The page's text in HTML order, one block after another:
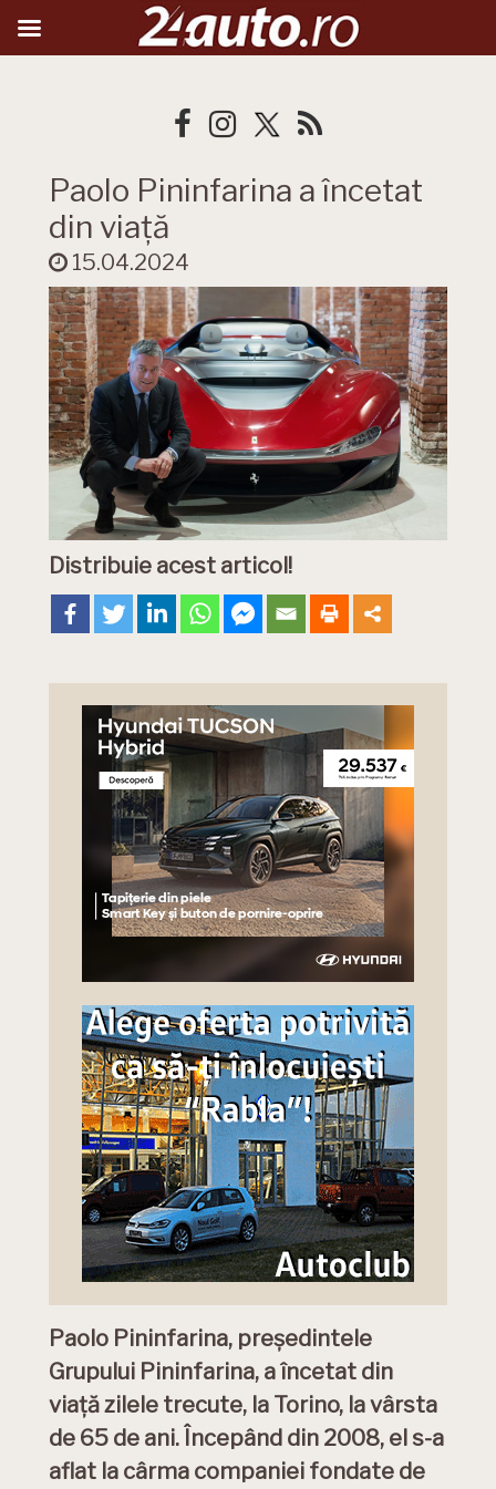
Paolo Pininfarina a încetat
din viață
15.04.2024
Distribuie acest articol!
Paolo Pininfarina, președintele
Grupului Pininfarina, a încetat din
viață zilele trecute, la Torino, la vârsta
de 65 de ani. Începând din 2008, el s-a
aflat la cârma companiei fondate de